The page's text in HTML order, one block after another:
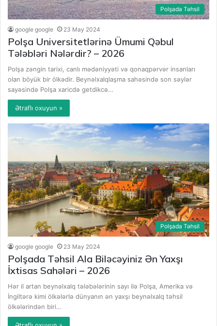
Polşada Təhsil
google google 23 May 2024
Polşa Universitetlərinə Ümumi Qəbul
Tələbləri Nələrdir? – 2026
Polşa zəngin tarixi, canlı mədəniyyəti və qonaqpərvər insanları
olan böyük bir ölkədir. Beynəlxalqlaşma sahəsində son səylər
sayəsində Polşa xaricdə getdikcə…
Ətraflı oxuyun »
Polşada Təhsil
google google 23 May 2024
Polşada Təhsil Ala Biləcəyiniz Ən Yaxşı
İxtisas Sahələri – 2026
Hər il artan beynəlxalq tələbələrinin sayı ilə Polşa, Amerika və
İngiltərə kimi ölkələrlə dünyanın ən yaxşı beynəlxalq təhsil
ölkələrindən biri…